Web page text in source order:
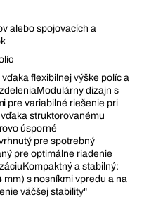
alebo spojovacích a
flexibilnej výške políc a
dizajn s
pre variabilné riešenie pri
struktorovanému
úsporné
pre spotrebný
pre optimálne riadenie
a stabilný:
mm) s nosníkmi vpredu a na
väčšej stability"